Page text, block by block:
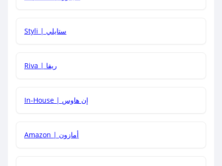
هل يمكنني جمع كود خصم مع العروض الأخرى؟
Styli | ستايلي
Riva | ريفا
In-House | إن هاوس
Amazon | أمازون